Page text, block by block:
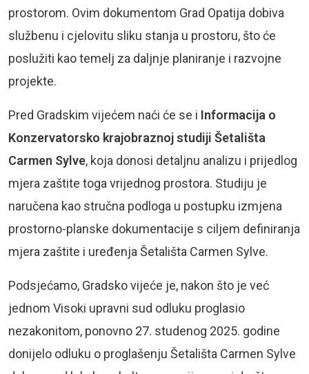
prostorom. Ovim dokumentom Grad Opatija dobiva
službenu i cjelovitu sliku stanja u prostoru, što će
poslužiti kao temelj za daljnje planiranje i razvojne
projekte.
Pred Gradskim vijećem naći će se i Informacija o
Konzervatorsko krajobraznoj studiji Šetališta
Carmen Sylve, koja donosi detaljnu analizu i prijedlog
mjera zaštite toga vrijednog prostora. Studiju je
naručena kao stručna podloga u postupku izmjena
prostorno-planske dokumentacije s ciljem definiranja
mjera zaštite i uređenja Šetališta Carmen Sylve.
Podsjećamo, Gradsko vijeće je, nakon što je već
jednom Visoki upravni sud odluku proglasio
nezakonitom, ponovno 27. studenog 2025. godine
donijelo odluku o proglašenju Šetališta Carmen Sylve